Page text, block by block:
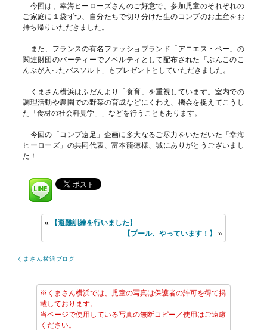
今回は、幸海ヒーローズさんのご好意で、参加児童のそれぞれの
ご家庭に１袋ずつ、自分たちで切り分けた生のコンブのお土産をお
持ち帰りいただきました。
また、フランスの有名ファッショブランド「アニエス・ベー」の
関連財団のバーティーでノベルティとして配布された「ぶんこのこ
んぶが入ったバスソルト」もプレゼントとしていただきました。
くまさん横浜はふだんより「食育」を重視しています。室内での
調理活動や農園での野菜の育成などにくわえ、機会を捉えてこうし
た「食材の社会科見学」」などを行うこともあります。
今回の「コンブ遠足」企画に多大なるご尽力をいただいた「幸海
ヒーローズ」の共同代表、富本龍徳様、誠にありがとうございまし
た！
«
【避難訓練を行いました】
【プール、やっています！】
»
くまさん横浜ブログ
※くまさん横浜では、児童の写真は保護者の許可を得て掲
載しております。
当ページで使用している写真の無断コピー／使用はご遠慮
ください。